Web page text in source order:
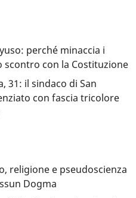
perché minaccia i
con la Costituzione
31: il sindaco di San
con fascia tricolore
religione e pseudoscienza
Dogma